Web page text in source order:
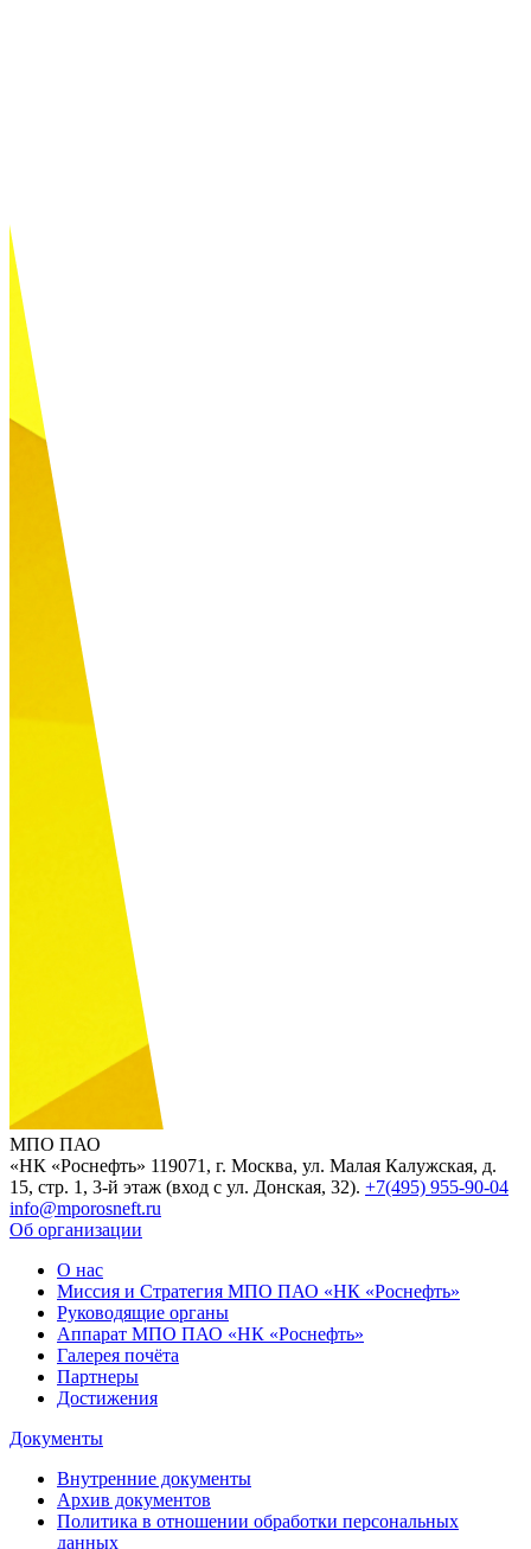
МПО ПАО
«НК «Роснефть» 119071, г. Москва, ул. Малая Калужская, д.
15, стр. 1, 3-й этаж (вход с ул. Донская, 32). +7(495) 955-90-04
info@mporosneft.ru
Об организации
О нас
Миссия и Стратегия МПО ПАО «НК «Роснефть»
Руководящие органы
Аппарат МПО ПАО «НК «Роснефть»
Галерея почёта
Партнеры
Достижения
Документы
Внутренние документы
Архив документов
Политика в отношении обработки персональных
данных